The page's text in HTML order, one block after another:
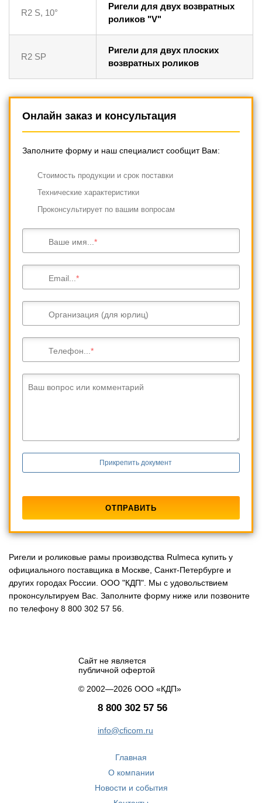
R2 S, 10°
Ригели для двух возвратных
роликов "V"
R2 SP
Ригели для двух плоских
возвратных роликов
Онлайн заказ и консультация
Заполните форму и наш специалист сообщит Вам:
Cтоимость продукции и срок поставки
Технические характеристики
Проконсультирует по вашим вопросам
Ваше имя...
Email...
Организация (для юрлиц)
Телефон...
Ваш вопрос или комментарий
Прикрепить документ
Ригели и роликовые рамы производства Rulmeca купить у
официального поставщика в Москве, Санкт-Петербурге и
других городах России. ООО "КДП". Мы с удовольствием
проконсультируем Вас. Заполните форму ниже или позвоните
по телефону 8 800 302 57 56.
Сайт не является
публичной офертой
© 2002—2026 ООО «КДП»
8 800 302 57 56
info@cficom.ru
Главная
О компании
Новости и события